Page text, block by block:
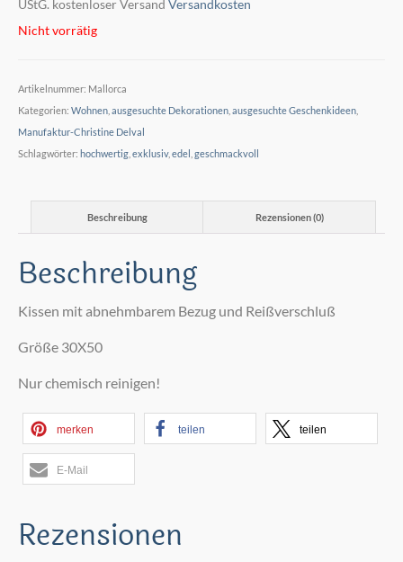
78,00 €62,00 €.
UStG. kostenloser Versand Versandkosten
Nicht vorrätig
Artikelnummer: Mallorca
Kategorien: Wohnen ausgesuchte Dekorationen ausgesuchte Geschenkideen
Manufaktur-Christine Delval
Schlagwörter: hochwertig exklusiv, edel geschmackvoll
Beschreibung Rezensionen (0)
Beschreibung
Kissen mit abnehmbarem Bezug und Reißverschluß
Größe 30X50
Nur chemisch reinigen!
merken teilen teilen
E-Mail
Rezensionen